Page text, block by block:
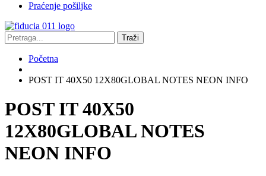
Praćenje pošiljke
Traži
Početna
POST IT 40X50 12X80GLOBAL NOTES NEON INFO
POST IT 40X50
12X80GLOBAL NOTES
NEON INFO